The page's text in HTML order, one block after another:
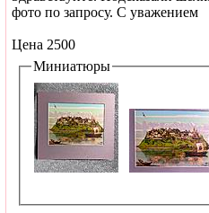
фото по запросу. С уважением
Цена 2500
Миниатюры